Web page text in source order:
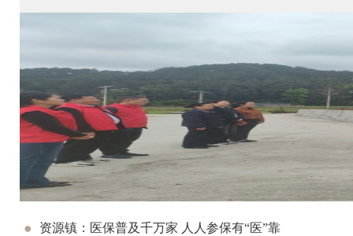
资源镇：医保普及千万家 人人参保有“医”靠